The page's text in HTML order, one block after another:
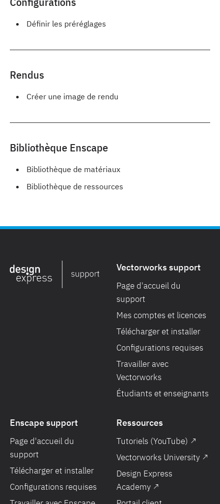
Définir les préréglages
Rendus
Créer une image de rendu
Bibliothèque Enscape
Bibliothèque de matériaux
Bibliothèque de ressources
Vectorworks support
Page d'accueil du
support
Mes comptes et licences
Télécharger et installer
Configurations requises
Travailler avec
Vectorworks
Étudiants et enseignants
Enscape support
Page d'accueil du
support
Télécharger et installer
Configurations requises
Ressources
Tutoriels (YouTube) ↗
Vectorworks University ↗
Design Express
Academy ↗